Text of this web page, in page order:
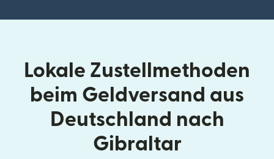
Lokale Zustellmethoden
beim Geldversand aus
Deutschland nach
Gibraltar